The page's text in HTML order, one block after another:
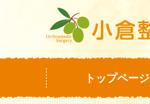
トップページ